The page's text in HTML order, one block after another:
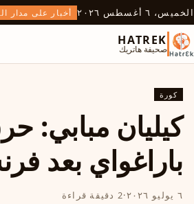
الخميس، ٦ أغسطس ٢٠٢٦ أخبار على مدار
HATREK
صحيفة هاتريك
كورة
كيليان مبابي:
باراغواي بعد
٦ يوليو ٢٠٢٦ ·2 دقيقة قراءة